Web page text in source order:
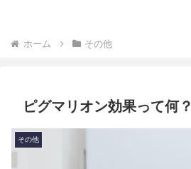
ホーム その他
ピグマリオン効果って何？
その他